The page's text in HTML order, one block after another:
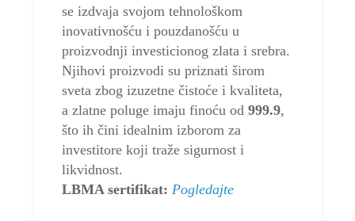
se izdvaja svojom tehnološkom
inovativnošću i pouzdanošću u
proizvodnji investicionog zlata i srebra.
Njihovi proizvodi su priznati širom
sveta zbog izuzetne čistoće i kvaliteta,
a zlatne poluge imaju finoću od999.9,
što ih čini idealnim izborom za
investitore koji traže sigurnost i
likvidnost.
LBMA sertifikat: Pogledajte